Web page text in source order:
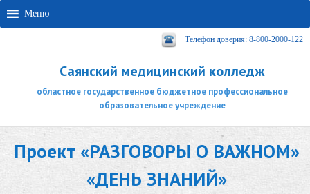
Меню
Телефон доверия: 8-800-2000-122
Саянский медицинский колледж
областное государственное бюджетное профессиональное
образовательное учреждение
Проект «РАЗГОВОРЫ О ВАЖНОМ»
«ДЕНЬ ЗНАНИЙ»